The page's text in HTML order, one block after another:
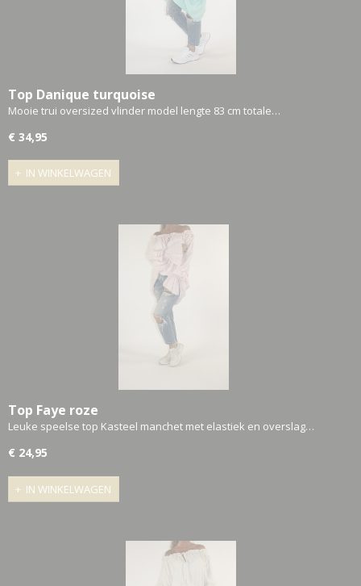
Top Danique turquoise
Mooie trui oversized vlinder model lengte 83 cm totale…
€ 34,95
IN WINKELWAGEN
Top Faye roze
Leuke speelse top Kasteel manchet met elastiek en overslag…
€ 24,95
IN WINKELWAGEN